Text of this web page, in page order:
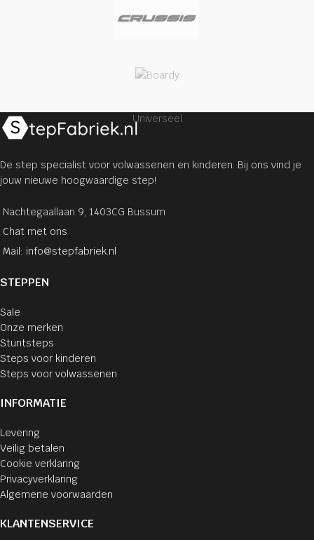
Universeel
De step specialist voor volwassenen en kinderen. Bij ons vind je
jouw nieuwe hoogwaardige step!
Nachtegaallaan 9, 1403CG Bussum
Chat met ons
Mail: info@stepfabriek.nl
STEPPEN
Sale
Onze merken
Stuntsteps
Steps voor kinderen
Steps voor volwassenen
INFORMATIE
Levering
Veilig betalen
Cookie verklaring
Privacyverklaring
Algemene voorwaarden
KLANTENSERVICE